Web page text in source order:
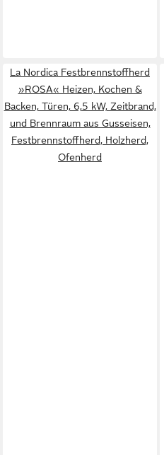
La Nordica Festbrennstoffherd
»ROSA« Heizen, Kochen &
Backen, Türen, 6,5 kW, Zeitbrand,
und Brennraum aus Gusseisen,
Festbrennstoffherd, Holzherd,
Ofenherd